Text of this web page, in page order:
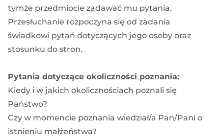
tymże przedmiocie zadawać mu pytania.
Przesłuchanie rozpoczyna się od zadania
świadkowi pytań dotyczących jego osoby oraz
stosunku do stron.
Pytania dotyczące okoliczności poznania:
Kiedy i w jakich okolicznościach poznali się
Państwo?
Czy w momencie poznania wiedział/a Pan/Pani o
istnieniu małżeństwa?